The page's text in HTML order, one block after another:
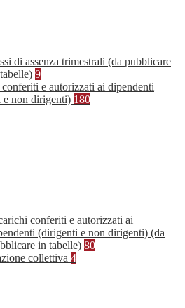
di assenza trimestrali (da pubblicare
9
e autorizzati ai dipendenti
e non dirigenti) 180
conferiti e autorizzati ai
(dirigenti e non dirigenti) (da
in tabelle) 80
collettiva 4